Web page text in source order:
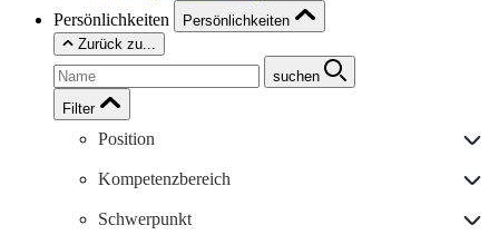
Persönlichkeiten
Persönlichkeiten
Zurück zu...
suchen
Filter
Position
Kompetenzbereich
Schwerpunkt